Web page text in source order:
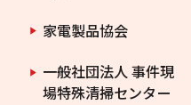
家電製品協会
一般社団法人 事件現
場特殊清掃センター